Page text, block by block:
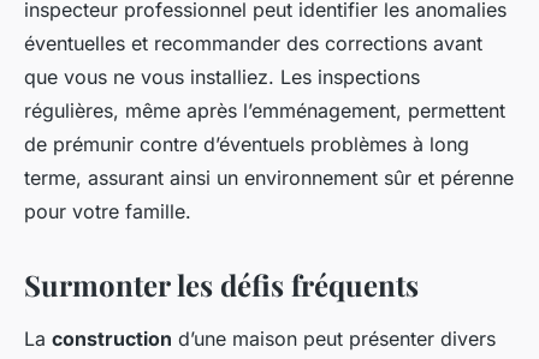
inspecteur professionnel peut identifier les anomalies
éventuelles et recommander des corrections avant
que vous ne vous installiez. Les inspections
régulières, même après l’emménagement, permettent
de prémunir contre d’éventuels problèmes à long
terme, assurant ainsi un environnement sûr et pérenne
pour votre famille.
Surmonter les défis fréquents
La construction d’une maison peut présenter divers